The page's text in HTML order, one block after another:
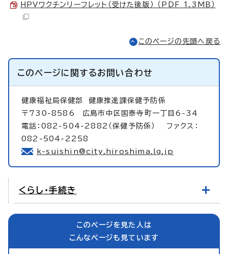
HPVワクチンリーフレット（受けた後版） （PDF 1.3MB）
このページの先頭へ戻る
このページに関するお問い合わせ
健康福祉局保健部 健康推進課保健予防係
〒730-8586 広島市中区国泰寺町一丁目6-34
電話：082-504-2882（保健予防係） ファクス：
082-504-2258
k-suishin@city.hiroshima.lg.jp
くらし・手続き
このページを見た人は
こんなページも見ています